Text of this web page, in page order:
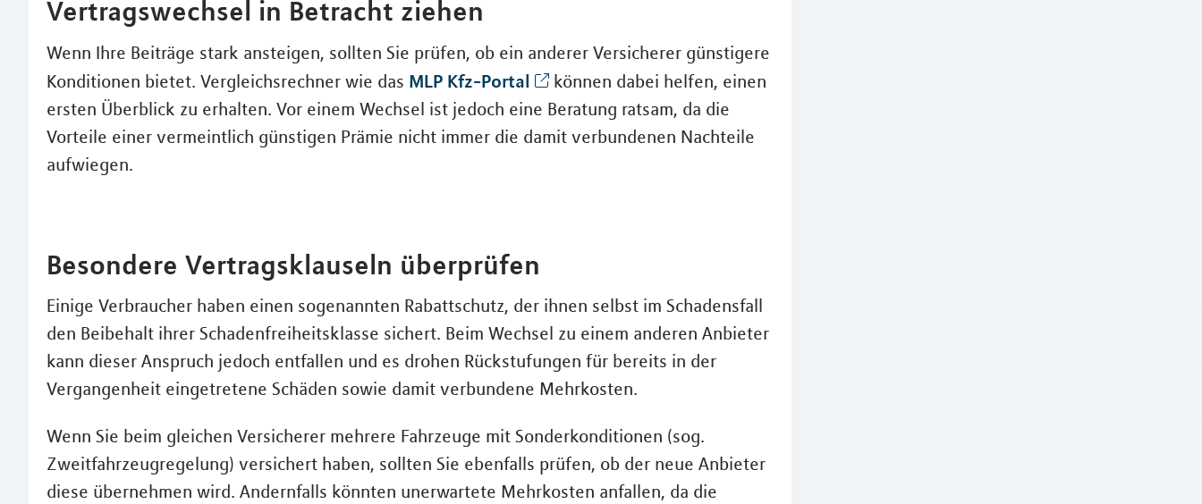
Vertragswechsel in Betracht ziehen
Wenn Ihre Beiträge stark ansteigen, sollten Sie prüfen, ob ein anderer Versicherer günstigere
Konditionen bietet. Vergleichsrechner wie das MLP Kfz-Portal
können dabei helfen, einen
ersten Überblick zu erhalten. Vor einem Wechsel ist jedoch eine Beratung ratsam, da die
Vorteile einer vermeintlich günstigen Prämie nicht immer die damit verbundenen Nachteile
aufwiegen.
Besondere Vertragsklauseln überprüfen
Einige Verbraucher haben einen sogenannten Rabattschutz, der ihnen selbst im Schadensfall
den Beibehalt ihrer Schadenfreiheitsklasse sichert. Beim Wechsel zu einem anderen Anbieter
kann dieser Anspruch jedoch entfallen und es drohen Rückstufungen für bereits in der
Vergangenheit eingetretene Schäden sowie damit verbundene Mehrkosten.
Wenn Sie beim gleichen Versicherer mehrere Fahrzeuge mit Sonderkonditionen (sog.
Zweitfahrzeugregelung) versichert haben, sollten Sie ebenfalls prüfen, ob der neue Anbieter
diese übernehmen wird. Andernfalls könnten unerwartete Mehrkosten anfallen, da die